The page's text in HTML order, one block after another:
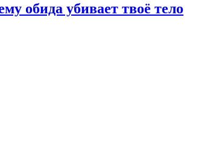
обида убивает твоё тело